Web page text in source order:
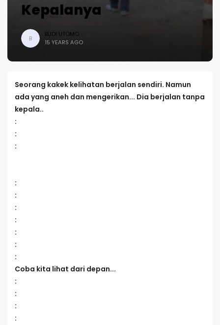
Kepalanya
B
BUDI UTOMO
15 YEARS AGO
Seorang kakek kelihatan berjalan sendiri. Namun
ada yang aneh dan mengerikan... Dia berjalan tanpa
kepala..
:
:
:
:
:
:
:
:
:
:
Coba kita lihat dari depan...
:
:
:
: